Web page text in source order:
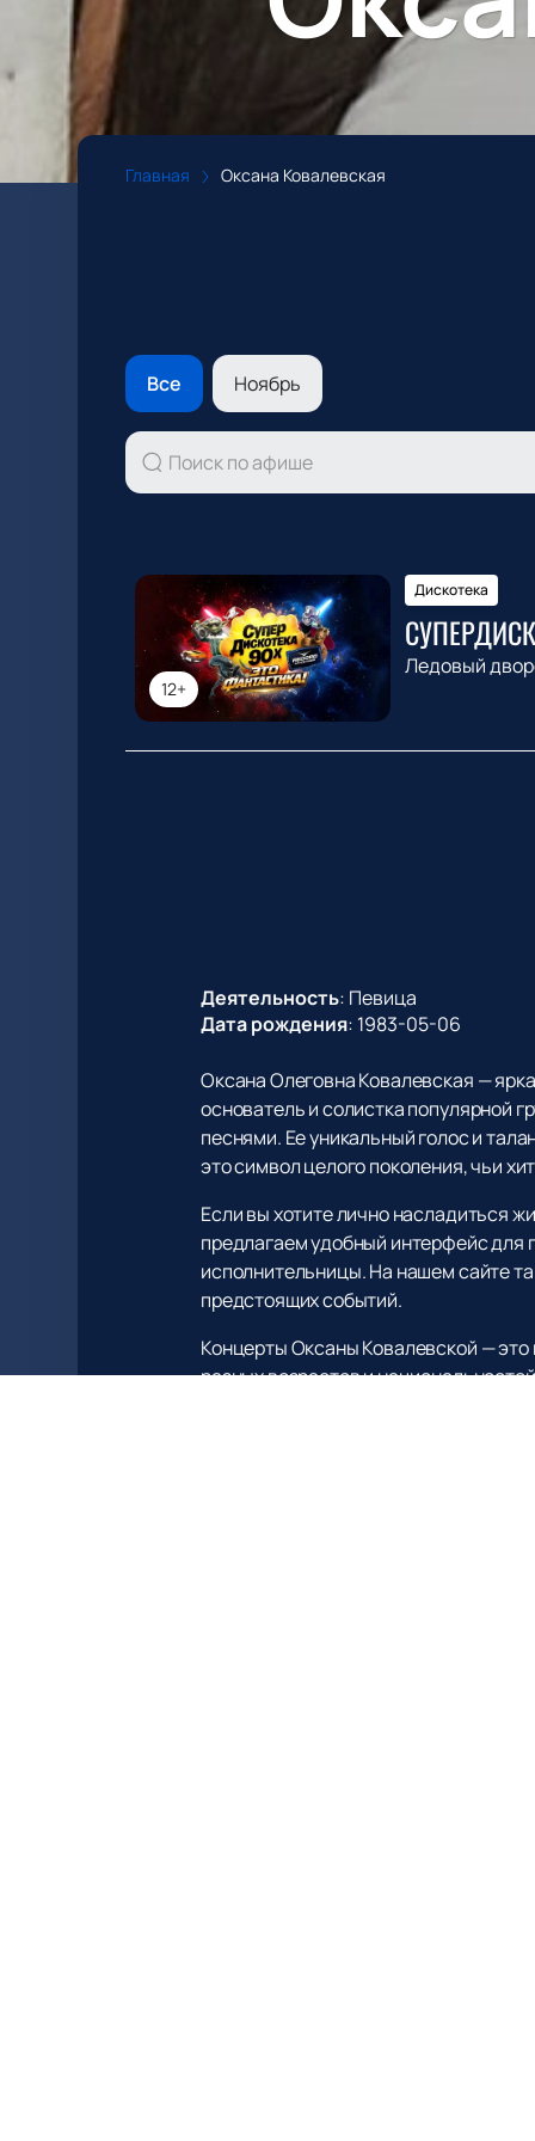
Главная Оксана Ковалевская
Все Ноябрь
12+
Дискотека
Ледовый
Деятельность: Певица
Дата рождения: 1983-05-06
Оксана Олеговна Ковалевская —
основатель и солистка популярной
песнями. Ее уникальный голос и
это символ целого поколения, чьи
Если вы хотите лично насладиться
предлагаем удобный интерфейс для
исполнительницы. На нашем сайте
предстоящих событий.
Концерты Оксаны Ковалевской —
разных возрастов и